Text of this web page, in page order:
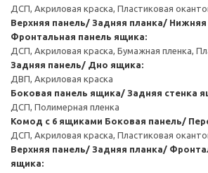
ДСП, Акриловая краска, Пластиковая
Верхняя панель/ Задняя планка/
Фронтальная панель ящика:
ДСП, Акриловая краска, Бумажная пленка,
Задняя панель/ Дно ящика:
ДВП, Акриловая краска
Боковая панель ящика/ Задняя стенка
ДСП, Полимерная пленка
Комод с 6 ящиками Боковая панель/
ДСП, Акриловая краска, Пластиковая
Верхняя панель/ Задняя планка/
ящика: